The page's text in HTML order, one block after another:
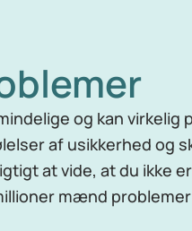
og kan virkelig
af usikkerhed og
at vide, at du ikke
mænd